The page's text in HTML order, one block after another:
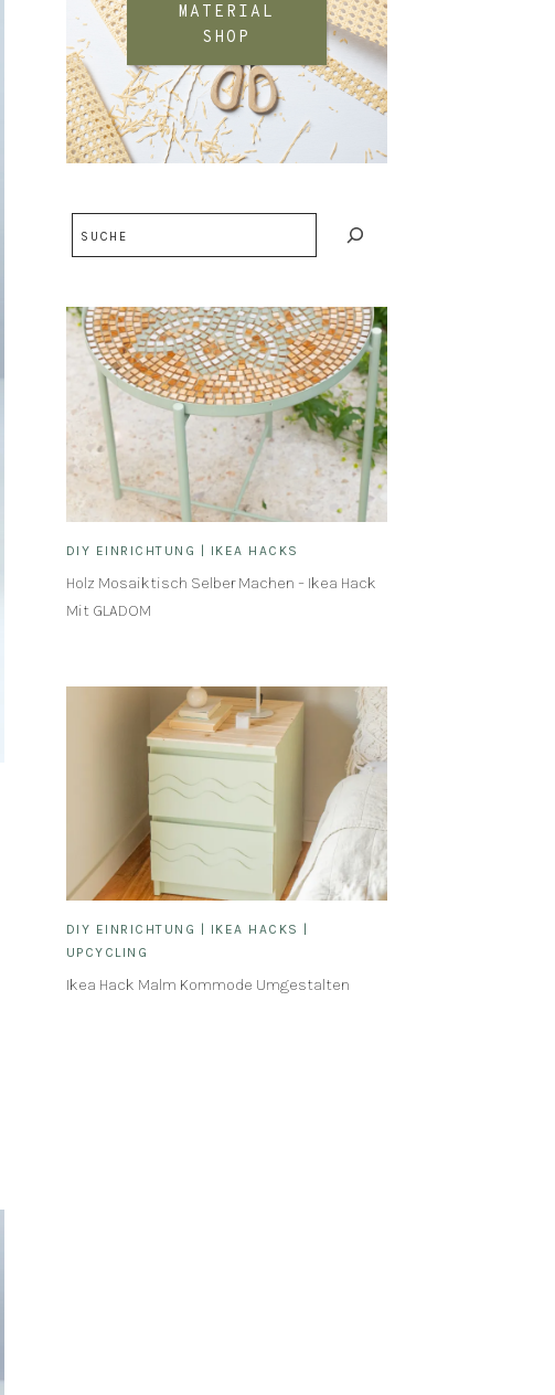
MATERIAL
SHOP
DIY EINRICHTUNG | IKEA HACKS
Holz Mosaiktisch Selber Machen – Ikea Hack
Mit GLADOM
DIY EINRICHTUNG | IKEA HACKS |
UPCYCLING
Ikea Hack Malm Kommode Umgestalten